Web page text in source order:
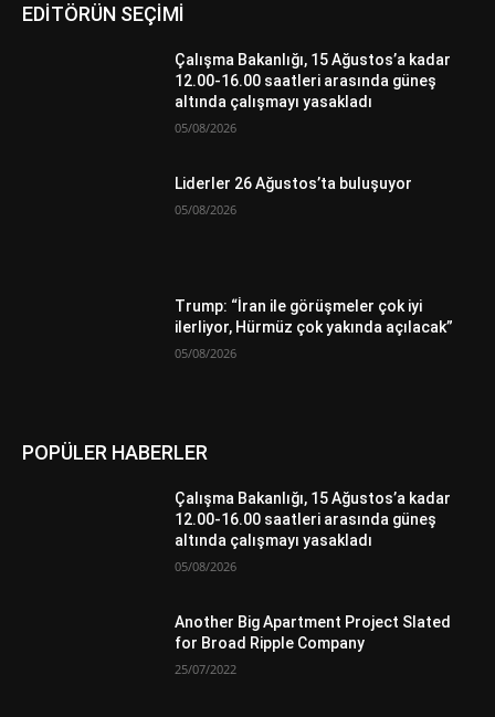
EDİTÖRÜN SEÇİMİ
Çalışma Bakanlığı, 15 Ağustos’a kadar
12.00-16.00 saatleri arasında güneş
altında çalışmayı yasakladı
05/08/2026
Liderler 26 Ağustos’ta buluşuyor
05/08/2026
Trump: “İran ile görüşmeler çok iyi
ilerliyor, Hürmüz çok yakında açılacak”
05/08/2026
POPÜLER HABERLER
Çalışma Bakanlığı, 15 Ağustos’a kadar
12.00-16.00 saatleri arasında güneş
altında çalışmayı yasakladı
05/08/2026
Another Big Apartment Project Slated
for Broad Ripple Company
25/07/2022